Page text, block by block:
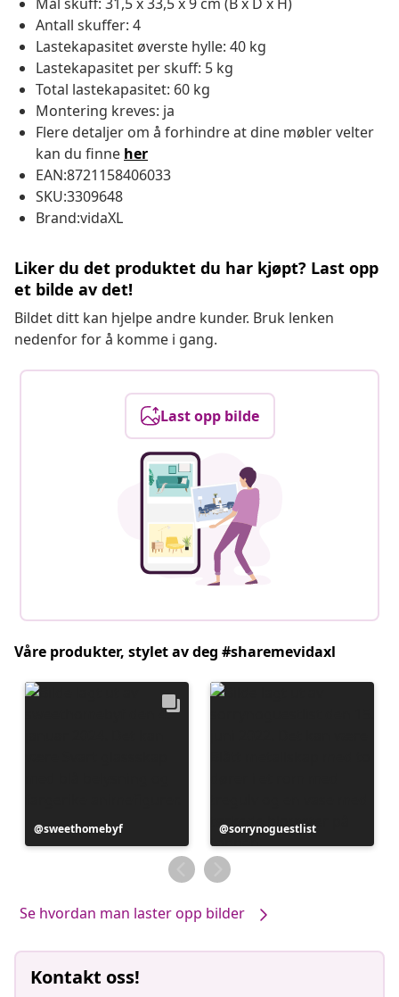
Antall skuffer: 4
Lastekapasitet øverste hylle: 40 kg
Lastekapasitet per skuff: 5 kg
Total lastekapasitet: 60 kg
Montering kreves: ja
Flere detaljer om å forhindre at dine møbler velter
kan du finne her
EAN:8721158406033
SKU:3309648
Brand:vidaXL
Liker du det produktet du har kjøpt? Last opp
et bilde av det!
Bildet ditt kan hjelpe andre kunder. Bruk lenken
nedenfor for å komme i gang.
Last opp bilde
Våre produkter, stylet av deg #sharemevidaxl
Innlegg
publisert
sweethomebyf
Innlegg
publisert
av
sorrynoguestlist
Se hvordan man laster opp bilder
Kontakt oss!